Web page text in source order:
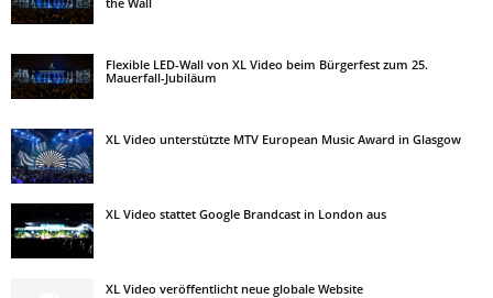
Flexible LED-Wall von XL Video beim Bürgerfest zum 25.
Mauerfall-Jubiläum
XL Video unterstützte MTV European Music Award in Glasgow
XL Video stattet Google Brandcast in London aus
XL Video veröffentlicht neue globale Website